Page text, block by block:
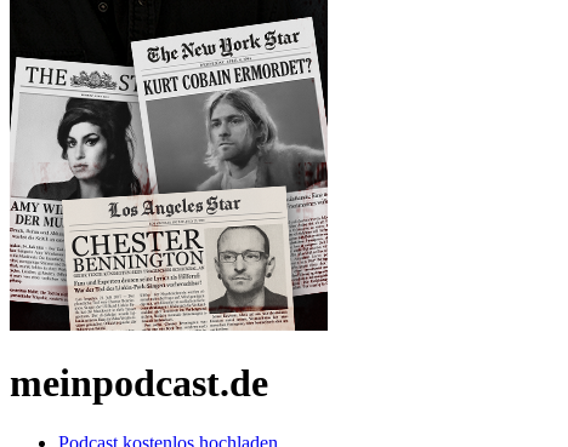
meinpodcast.de
Podcast kostenlos hochladen